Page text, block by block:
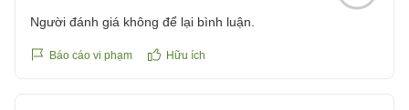
Người đánh giá không để lại bình luận.
Báo cáo vi phạm Hữu ích